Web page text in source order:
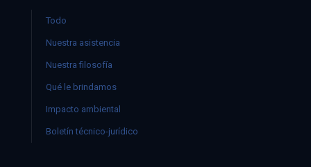
Todo
Nuestra asistencia
Nuestra filosofía
Qué le brindamos
Impacto ambiental
Boletín técnico-jurídico